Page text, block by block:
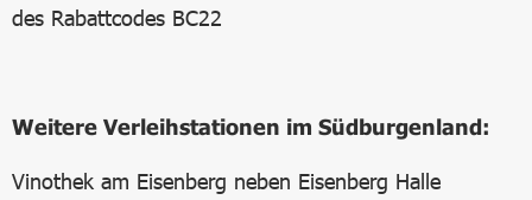
des Rabattcodes BC22
Weitere Verleihstationen im Südburgenland:
Vinothek am Eisenberg neben Eisenberg Halle